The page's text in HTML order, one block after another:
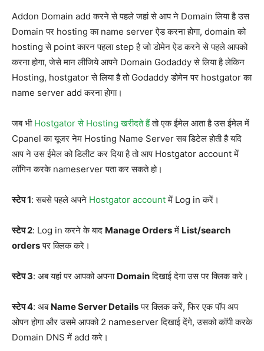
Addon Domain add करने से पहले जहां से आप ने Domain लिया है उस
Domain पर hosting का name server ऐड करना होगा, domain को
hosting से point कारन पहला step है जो डोमेन ऐड करने से पहले आपको
करना होगा, जेसे मान लीजिये आपने Domain Godaddy से लिया है लेकिन
Hosting, hostgator से लिया है तो Godaddy डोमेन पर hostgator का
name server add करना होगा।
जब भी Hostgator से Hosting खरीदते हैंतो एक ईमेल आता है उस ईमेल में
Cpanel का यूजर नेम Hosting Name Server सब डिटेल होती है यदि
आप ने उस ईमेल को डिलीट कर दिया है तो आप Hostgator account में
लॉगिन करके nameserver पता कर सकते हो।
स्टेप 1: सबसे पहले अपने Hostgator accountमें Log in करें।
स्टेप 2: Log in करने के बाद Manage Ordersमें List/search
ordersपर क्लिक करे।
स्टेप 3: अब यहां पर आपको अपना Domainदिखाई देगा उस पर क्लिक करे।
स्टेप 4: अब Name Server Detailsपर क्लिक करें, फिर एक पॉप अप
ओपन होगा और उसमे आपको 2 nameserver दिखाई देंगे, उसको कॉपी करके
Domain DNS में add करे।